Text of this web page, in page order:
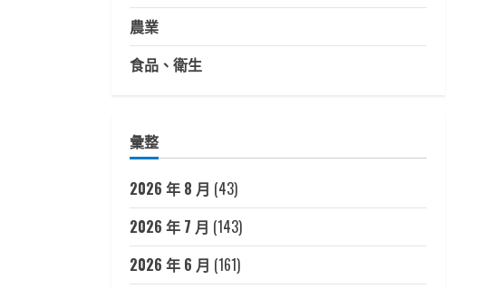
農業
食品、衛生
彙整
2026 年 8 月 (43)
2026 年 7 月 (143)
2026 年 6 月 (161)